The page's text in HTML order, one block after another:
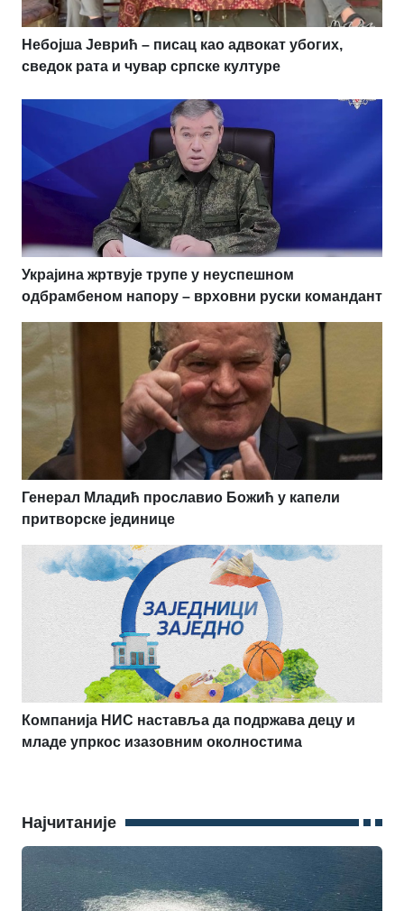
Небојша Јеврић – писац као адвокат убогих,
сведок рата и чувар српске културе
Украјина жртвује трупе у неуспешном
одбрамбеном напору – врховни руски командант
Генерал Младић прославио Божић у капели
притворске јединице
Компанија НИС наставља да подржава децу и
младе упркос изазовним околностима
Најчитаније